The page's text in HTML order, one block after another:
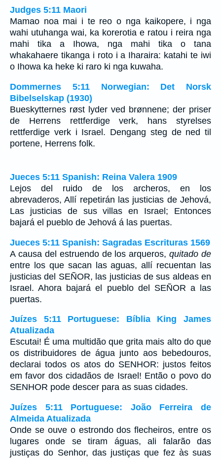
Judges 5:11 Maori
Mamao noa mai i te reo o nga kaikopere, i nga
wahi utuhanga wai, ka korerotia e ratou i reira nga
mahi tika a Ihowa, nga mahi tika o tana
whakahaere tikanga i roto i a Iharaira: katahi te iwi
o Ihowa ka heke ki raro ki nga kuwaha.
Dommernes 5:11 Norwegian: Det Norsk
Bibelselskap (1930)
Bueskytternes røst lyder ved brønnene; der priser
de Herrens rettferdige verk, hans styrelses
rettferdige verk i Israel. Dengang steg de ned til
portene, Herrens folk.
Jueces 5:11 Spanish: Reina Valera 1909
Lejos del ruido de los archeros, en los
abrevaderos, Allí repetirán las justicias de Jehová,
Las justicias de sus villas en Israel; Entonces
bajará el pueblo de Jehová á las puertas.
Jueces 5:11 Spanish: Sagradas Escrituras 1569
A causa del estruendo de los arqueros,quitado de
entre los que sacan las aguas, allí recuentan las
justicias del SEÑOR, las justicias de sus aldeas en
Israel. Ahora bajará el pueblo del SEÑOR a las
puertas.
Juízes 5:11 Portuguese: Bíblia King James
Atualizada
Escutai! É uma multidão que grita mais alto do que
os distribuidores de água junto aos bebedouros,
declarai todos os atos do SENHOR: justos feitos
em favor dos cidadãos de Israel! Então o povo do
SENHOR pode descer para as suas cidades.
Juízes 5:11 Portuguese: João Ferreira de
Almeida Atualizada
Onde se ouve o estrondo dos flecheiros, entre os
lugares onde se tiram águas, ali falarão das
justiças do Senhor, das justiças que fez às suas